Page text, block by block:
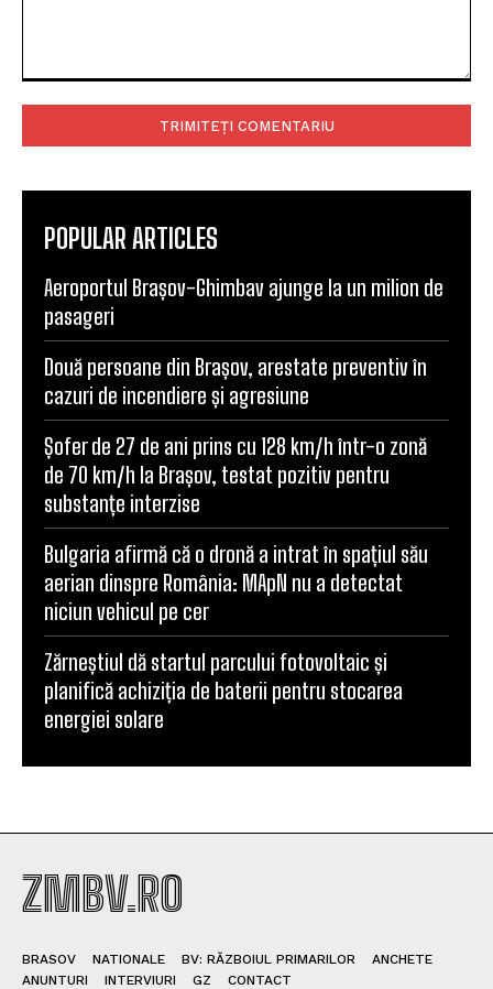
POPULAR ARTICLES
Aeroportul Brașov-Ghimbav ajunge la un milion de
pasageri
Două persoane din Brașov, arestate preventiv în
cazuri de incendiere și agresiune
Șofer de 27 de ani prins cu 128 km/h într-o zonă
de 70 km/h la Brașov, testat pozitiv pentru
substanțe interzise
Bulgaria afirmă că o dronă a intrat în spațiul său
aerian dinspre România: MApN nu a detectat
niciun vehicul pe cer
Zărneștiul dă startul parcului fotovoltaic și
planifică achiziția de baterii pentru stocarea
energiei solare
ZMBV.RO
BRASOV NATIONALE BV: RĂZBOIUL PRIMARILOR
ANCHETE
ANUNTURI
INTERVIURI GZ CONTACT